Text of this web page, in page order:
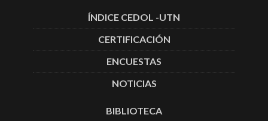
ÍNDICE CEDOL -UTN
CERTIFICACIÓN
ENCUESTAS
NOTICIAS
BIBLIOTECA